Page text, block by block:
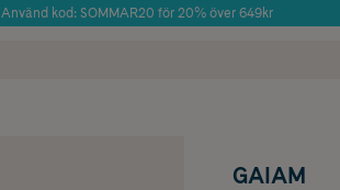
Använd kod: SOMMAR20 för 20% över 649kr
GAIAM